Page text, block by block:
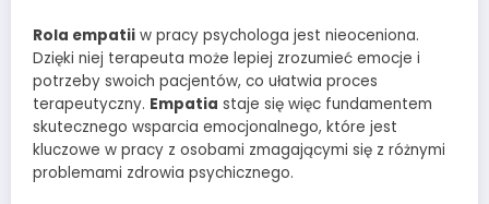
Rola empatii w pracy psychologa jest nieoceniona.
Dzięki niej terapeuta może lepiej zrozumieć emocje i
potrzeby swoich pacjentów, co ułatwia proces
terapeutyczny. Empatia staje się więc fundamentem
skutecznego wsparcia emocjonalnego, które jest
kluczowe w pracy z osobami zmagającymi się z różnymi
problemami zdrowia psychicznego.